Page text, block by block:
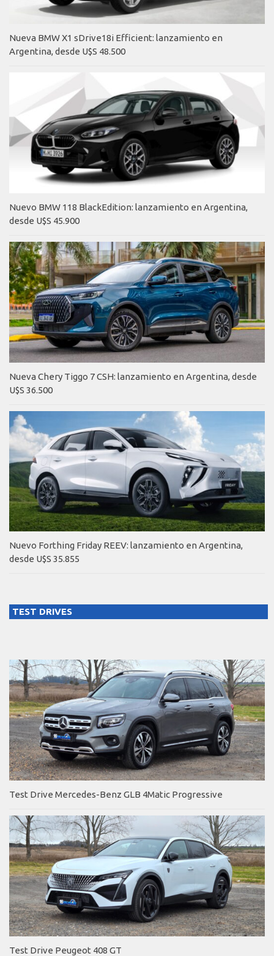
Nueva BMW X1 sDrive18i Efficient: lanzamiento en
Argentina, desde U$S 48.500
Nuevo BMW 118 BlackEdition: lanzamiento en Argentina,
desde U$S 45.900
Nueva Chery Tiggo 7 CSH: lanzamiento en Argentina, desde
U$S 36.500
Nuevo Forthing Friday REEV: lanzamiento en Argentina,
desde U$S 35.855
TEST DRIVES
Test Drive Mercedes-Benz GLB 4Matic Progressive
Test Drive Peugeot 408 GT